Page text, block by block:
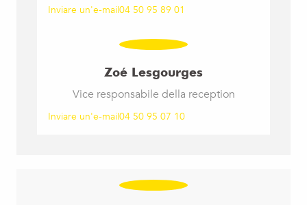
Inviare un'e-mail04 50 95 89 01
Zoé Lesgourges
Vice responsabile della reception
Inviare un'e-mail04 50 95 07 10